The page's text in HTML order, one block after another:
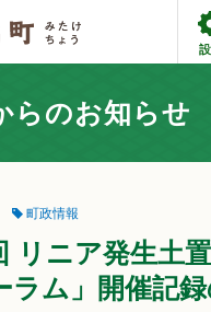
らのお知らせ
町政情報
リニア発生土
ラム」開催記